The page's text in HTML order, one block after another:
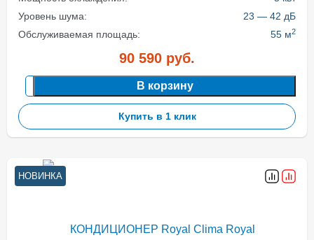
Уровень шума:
23 — 42 дБ
Обслуживаемая площадь:
55 м2
90 590 руб.
В корзину
Купить в 1 клик
НОВИНКА